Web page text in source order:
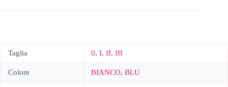
Taglia 0, I, II, III
Colore BIANCO, BLU